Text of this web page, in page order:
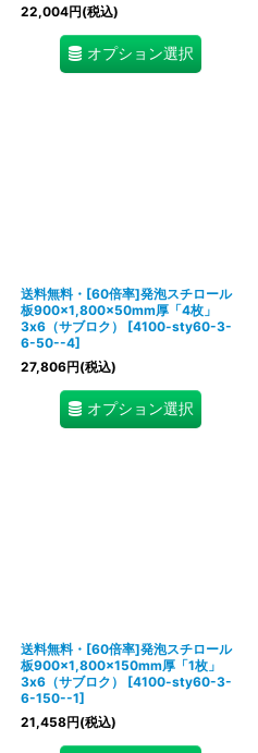
22,004円(税込)
オプション選択
送料無料・[60倍率]発泡スチロール
板900×1,800×50mm厚「4枚」
3x6（サブロク）
[4100-sty60-3-
6-50--4]
27,806円(税込)
オプション選択
送料無料・[60倍率]発泡スチロール
板900×1,800×150mm厚「1枚」
3x6（サブロク）
[4100-sty60-3-
6-150--1]
21,458円(税込)